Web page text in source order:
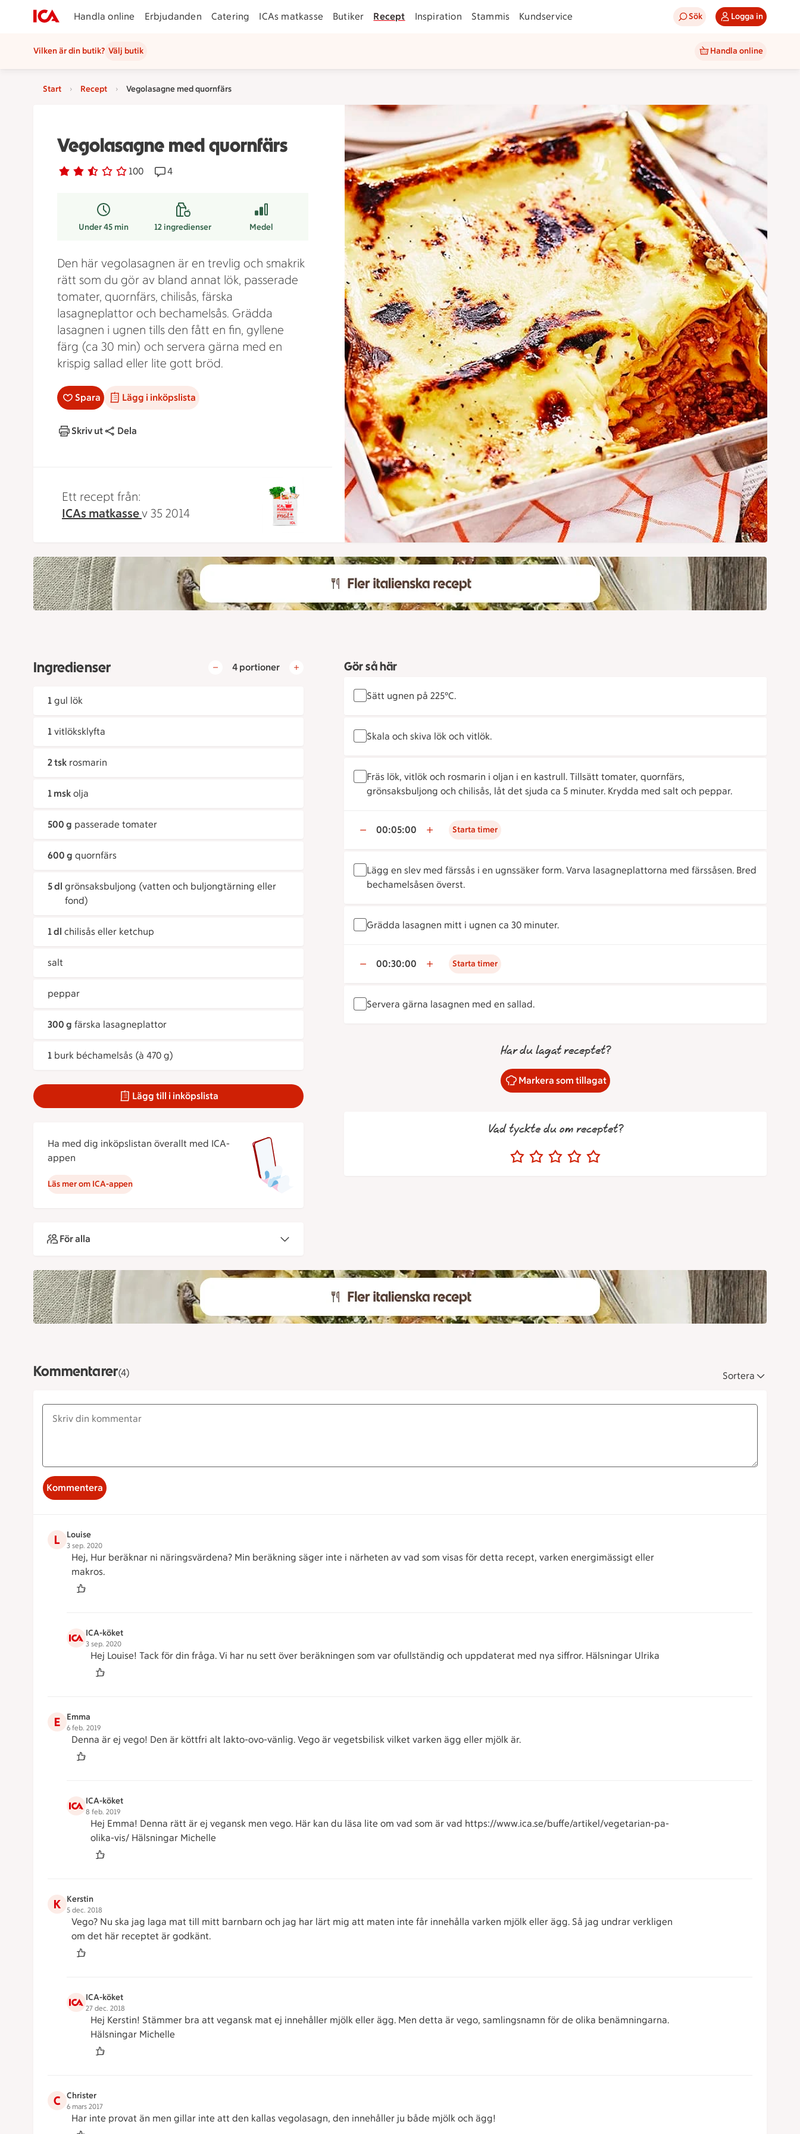
Handla online Erbjudanden Catering ICAs matkasse Butiker Recept Inspiration Stammis Kundservice Sök Logga in
Vilken är din butik? Välj butik Handla online
Start Recept Vegolasagne med quornfärs
Vegolasagne med quornfärs
Betyg 2.5 av 5. 100
100 personer har röstatReceptet har 4 kommentarer
4
Under 45 min 12ingredienser Medel
Den här vegolasagnen är en trevlig och smakrik
rätt som du gör av bland annat lök, passerade
tomater, quornfärs, chilisås, färska
lasagneplattor och bechamelsås. Grädda
lasagnen i ugnen tills den fått en fin, gyllene
färg (ca 30 min) och servera gärna med en
krispig sallad eller lite gott bröd.
Spara Lägg i inköpslista
Skriv ut Dela
Ett recept från:
ICAs matkassev 35 2014
Ingredienser 4 portioner
1 gul lök
1 vitlöksklyfta
2 tsk rosmarin
1 msk olja
500 g passerade tomater
600 g quornfärs
5 dl grönsaksbuljong (vatten och buljongtärning eller
fond)
1 dl chilisås eller ketchup
salt
peppar
300 g färska lasagneplattor
1 burk béchamelsås (à 470 g)
Lägg till i inköpslista
Ha med dig inköpslistan överallt med ICA-
appen
Läs mer om ICA-appen
För alla
Gör så här
Sätt ugnen på 225°C.
Skala och skiva lök och vitlök.
Fräs lök, vitlök och rosmarin i oljan i en kastrull. Tillsätt tomater, quornfärs,
grönsaksbuljong och chilisås, låt det sjuda ca 5 minuter. Krydda med salt och peppar.
00:05:00 Starta timer
Lägg en slev med färssås i en ugnssäker form. Varva lasagneplattorna med färssåsen. Bred
bechamelsåsen överst.
Grädda lasagnen mitt i ugnen ca 30 minuter.
00:30:00 Starta timer
Servera gärna lasagnen med en sallad.
Har du lagat receptet?
Markera som tillagat
Vad tyckte du om receptet?
Kommentarer(4) Sortera
Kommentera
L Louise
3 sep. 2020
Hej, Hur beräknar ni näringsvärdena? Min beräkning säger inte i närheten av vad som visas för detta recept, varken energimässigt eller
makros.
ICA-köket
3 sep. 2020
Hej Louise! Tack för din fråga. Vi har nu sett över beräkningen som var ofullständig och uppdaterat med nya siffror. Hälsningar Ulrika
E Emma
6 feb. 2019
Denna är ej vego! Den är köttfri alt lakto-ovo-vänlig. Vego är vegetsbilisk vilket varken ägg eller mjölk är.
ICA-köket
8 feb. 2019
Hej Emma! Denna rätt är ej vegansk men vego. Här kan du läsa lite om vad som är vad https://www.ica.se/buffe/artikel/vegetarian-pa-
olika-vis/ Hälsningar Michelle
K Kerstin
5 dec. 2018
Vego? Nu ska jag laga mat till mitt barnbarn och jag har lärt mig att maten inte får innehålla varken mjölk eller ägg. Så jag undrar verkligen
om det här receptet är godkänt.
ICA-köket
27 dec. 2018
Hej Kerstin! Stämmer bra att vegansk mat ej innehåller mjölk eller ägg. Men detta är vego, samlingsnamn för de olika benämningarna.
Hälsningar Michelle
C Christer
6 mars 2017
Har inte provat än men gillar inte att den kallas vegolasagn, den innehåller ju både mjölk och ägg!